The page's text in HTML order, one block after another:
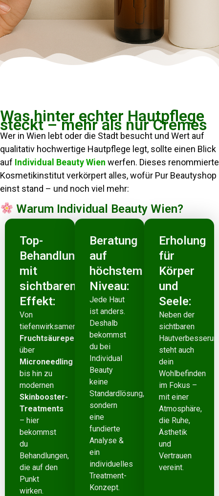
Was hinter echter Hautpflege
steckt – mehr als nur Cremes
Wer in Wien lebt oder die Stadt besucht und Wert auf
qualitativ hochwertige Hautpflege legt, sollte einen Blick
auf Individual Beauty Wien werfen. Dieses renommierte
Kosmetikinstitut verkörpert alles, wofür Pur Beautyshop
einst stand – und noch viel mehr:
Warum Individual Beauty Wien?
Top-
Behandlungen
mit
sichtbarem
Effekt:
Von
tiefenwirksamen
Fruchtsäurepeelings
über
Microneedling
bis hin zu
modernen
Skinbooster-
Treatments
– hier
bekommst
du
Behandlungen,
die auf den
Punkt
wirken.
Beratung
auf
höchstem
Niveau:
Jede Haut
ist anders.
Deshalb
bekommst
du bei
Individual
Beauty
keine
Standardlösung,
sondern
eine
fundierte
Analyse &
ein
individuelles
Treatment-
Konzept.
Erholung
für
Körper
und
Seele:
Neben der
sichtbaren
steht auch
dein
Wohlbefinden
im Fokus –
mit einer
Atmosphäre,
die Ruhe,
Ästhetik
und
Vertrauen
vereint.